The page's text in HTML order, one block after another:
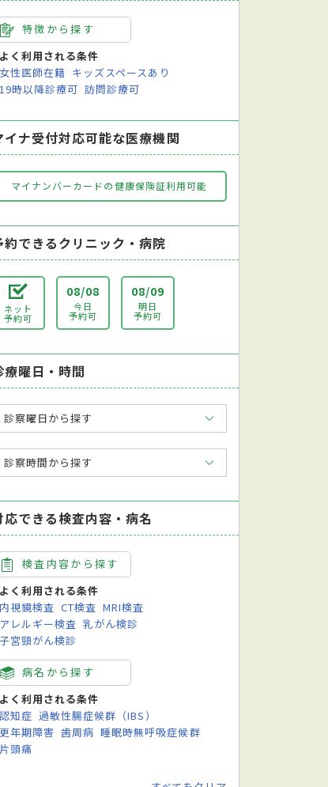
特徴から探す
よく利用される条件
女性医師在籍 キッズスペースあり
19時以降診療可 訪問診療可
イナ受付対応可能な医療機関
マイナンバーカードの健康保険証利用可能
約できるクリニック・病院
ネット
予約可
08/08
今日
予約可
08/09
明日
予約可
療曜日・時間
診察曜日から探す
診察時間から探す
応できる検査内容・病名
検査内容から探す
よく利用される条件
内視鏡検査 CT検査 MRI検査
アレルギー検査 乳がん検診
子宮頸がん検診
病名から探す
よく利用される条件
認知症 過敏性腸症候群（IBS）
更年期障害 歯周病 睡眠時無呼吸症候群
片頭痛